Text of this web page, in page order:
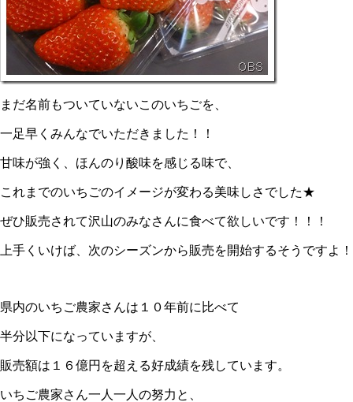
まだ名前もついていないこのいちごを、
一足早くみんなでいただきました！！
甘味が強く、ほんのり酸味を感じる味で、
これまでのいちごのイメージが変わる美味しさでした★
ぜひ販売されて沢山のみなさんに食べて欲しいです！！！
上手くいけば、次のシーズンから販売を開始するそうですよ！
県内のいちご農家さんは１０年前に比べて
半分以下になっていますが、
販売額は１６億円を超える好成績を残しています。
いちご農家さん一人一人の努力と、